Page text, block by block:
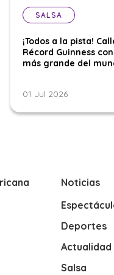
SALSA
¡Todos a la pista!
Récord Guinness
más grande del
01 Jul 2026
Noticias
Deportes
Actualidad
Salsa